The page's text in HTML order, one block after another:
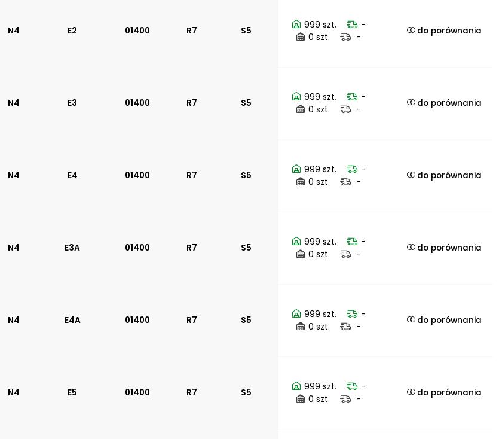
N4 E2 01400 R7 S5
999 szt.
-
0 szt.
-
do porównania
N4 E3 01400 R7 S5
999 szt.
-
0 szt.
-
do porównania
N4 E4 01400 R7 S5
999 szt.
-
0 szt.
-
do porównania
N4 E3A 01400 R7 S5
999 szt.
-
0 szt.
-
do porównania
N4 E4A 01400 R7 S5
999 szt.
-
0 szt.
-
do porównania
N4 E5 01400 R7 S5
999 szt.
-
0 szt.
-
do porównania